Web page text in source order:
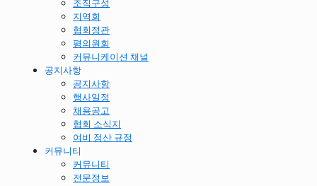
조직구성
지역회
협회정관
평의원회
커뮤니케이션 채널
공지사항
공지사항
행사일정
채용공고
협회 소식지
여비 정산 규정
커뮤니티
커뮤니티
전문정보